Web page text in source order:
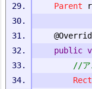
Parent
public
//ア